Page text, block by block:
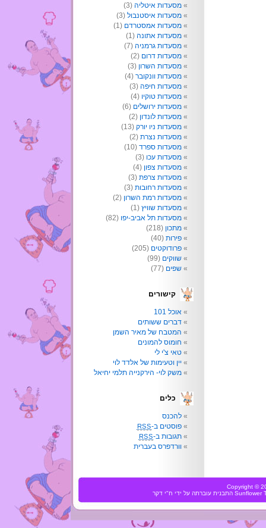
מסעדות איטליה (3)
מסעדות איסטנבול (3)
מסעדות אמסטרדם (1)
מסעדות אתונה (1)
מסעדות גרמניה (7)
מסעדות דרום (2)
מסעדות השרון (3)
מסעדות וונקובר (4)
מסעדות חיפה (3)
מסעדות טוקיו (4)
מסעדות ירושלים (6)
מסעדות לונדון (2)
מסעדות ניו יורק (13)
מסעדות נצרת (2)
מסעדות ספרד (10)
מסעדות עכו (3)
מסעדות צפון (4)
מסעדות צרפת (3)
מסעדות רחובות (3)
מסעדות רמת השרון (2)
מסעדות שוויץ (1)
מסעדות תל אביב-יפו (82)
מתכון (218)
פירות (40)
פרודוקטים (205)
שווקים (99)
שפים (77)
קישורים
אוכל 101
דברים ששותים
המטבח של מאיר השמן
חומוס להמונים
טאי צ'י לי
יין וטעימות של אלדד לוי
משק לוי- הירקנייה תלמי יחיאל
כלים
להכנס
פוסטים ב-RSS
תגובות ב-RSS
וורדפרס בעברית
Copyright ©
Sunflower התבנית עוברתה על ידי ח"י דקר